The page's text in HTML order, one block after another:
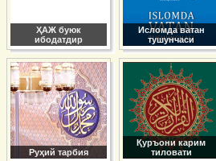
ҲАЖ буюк
ибодатдир
Исломда ватан
тушунчаси
Руҳий тарбия
Қуръони карим
тиловати